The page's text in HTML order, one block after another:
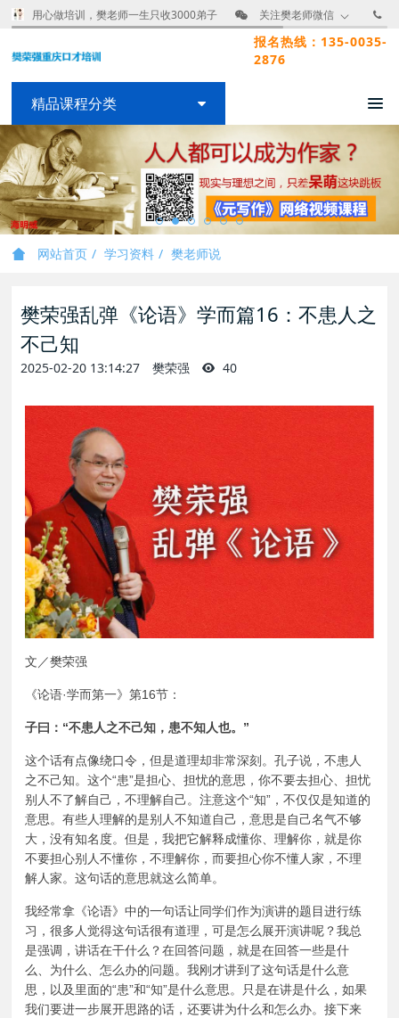
用心做培训，樊老师一生只收3000弟子 关注樊老师微信
报名热线：135-0035-
2876
精品课程分类
网站首页 学习资料 樊老师说
樊荣强乱弹《论语》学而篇16：不患人之
不己知
2025-02-20 13:14:27 樊荣强 40
文／樊荣强
《论语·学而第一》第16节：
子曰：“不患人之不己知，患不知人也。”
这个话有点像绕口令，但是道理却非常深刻。孔子说，不患人
之不己知。这个“患”是担心、担忧的意思，你不要去担心、担忧
别人不了解自己，不理解自己。注意这个“知”，不仅仅是知道的
意思。有些人理解的是别人不知道自己，意思是自己名气不够
大，没有知名度。但是，我把它解释成懂你、理解你，就是你
不要担心别人不懂你，不理解你，而要担心你不懂人家，不理
解人家。这句话的意思就这么简单。
我经常拿《论语》中的一句话让同学们作为演讲的题目进行练
习，很多人觉得这句话很有道理，可是怎么展开演讲呢？我总
是强调，讲话在干什么？在回答问题，就是在回答一些是什
么、为什么、怎么办的问题。我刚才讲到了这句话是什么意
思，以及里面的“患”和“知”是什么意思。只是在讲是什么，如果
我们要进一步展开思路的话，还要讲为什么和怎么办。接下来